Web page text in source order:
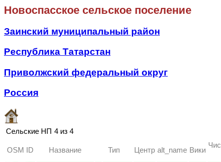
Новоспасское сельское поселение
Заинский муниципальный район
Республика Татарстан
Приволжский федеральный округ
Россия
Сельские НП 4 из 4
OSM ID Название Тип Центр alt_name Вики